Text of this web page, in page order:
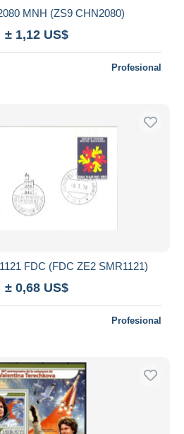
MNH (ZS9 CHN2080)
± 1,12 US$
Profesional
FDC (FDC ZE2 SMR1121)
± 0,68 US$
Profesional